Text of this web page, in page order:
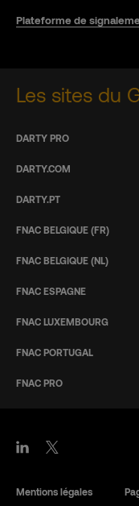
Plateforme de
Les sites du
DARTY PRO
DARTY.COM
DARTY.PT
FNAC BELGIQUE (FR)
FNAC BELGIQUE (NL)
FNAC ESPAGNE
FNAC LUXEMBOURG
FNAC PORTUGAL
FNAC PRO
Mentions légales